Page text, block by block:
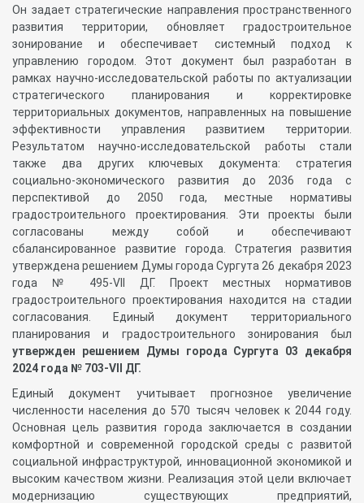
Он задает стратегические направления пространственного
развития территории, обновляет градостроительное
зонирование и обеспечивает системный подход к
управлению городом. Этот документ был разработан в
рамках научно-исследовательской работы по актуализации
стратегического планирования и корректировке
территориальных документов, направленных на повышение
эффективности управления развитием территории.
Результатом научно-исследовательской работы стали
также два других ключевых документа: стратегия
социально-экономического развития до 2036 года с
перспективой до 2050 года, местные нормативы
градостроительного проектирования. Эти проекты были
согласованы между собой и обеспечивают
сбалансированное развитие города. Стратегия развития
утверждена решением Думы города Сургута 26 декабря 2023
года № 495-VII ДГ. Проект местных нормативов
градостроительного проектирования находится на стадии
согласования. Единый документ территориального
планирования и градостроительного зонирования был
утвержден решением Думы города Сургута 03 декабря
2024 года № 703-VII ДГ.
Единый документ учитывает прогнозное увеличение
численности населения до 570 тысяч человек к 2044 году.
Основная цель развития города заключается в создании
комфортной и современной городской среды с развитой
социальной инфраструктурой, инновационной экономикой и
высоким качеством жизни. Реализация этой цели включает
модернизацию существующих предприятий,